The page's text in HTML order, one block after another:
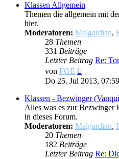
Klassen Allgemein
Themen die allgemein mit
hier.
Moderatoren: Malgardian,
28 Themen
331 Beiträge
Letzter Beitrag Re:
von FOE
Beitrag
Do 25. Jul 2013, 07:59
Klassen - Bezwinger
Alles was es zur Bezwinger
in dieses Forum.
Moderatoren: Malgardian,
20 Themen
182 Beiträge
Letzter Beitrag Re: